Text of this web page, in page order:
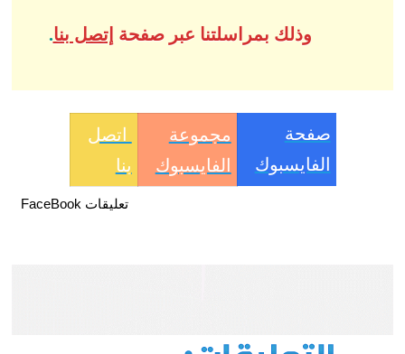
وذلك بمراسلتنا عبر صفحة إتصل بنا.
صفحة
الفايسبوك
مجموعة
الفايسبوك
اتصل
بنا
تعليقات FaceBook